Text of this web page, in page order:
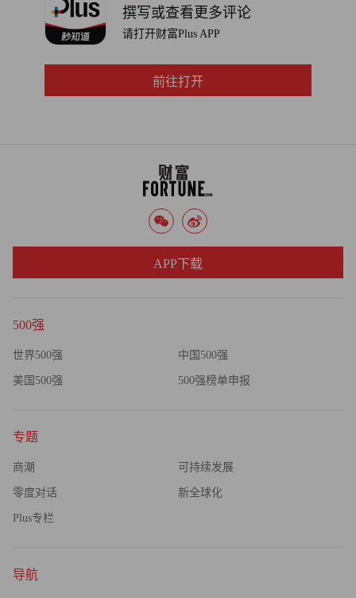
撰写或查看更多评论
请打开财富Plus APP
前往打开
500强
世界500强 中国500强
美国500强 500强榜单申报
专题
商潮 可持续发展
零度对话 新全球化
Plus专栏
导航
APP下载